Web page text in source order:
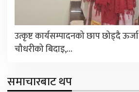
उत्कृष्ट कार्यसम्पादनको छाप छोड्दै ऊर्जा
चौधरीको बिदाइ,…
समाचारबाट थप